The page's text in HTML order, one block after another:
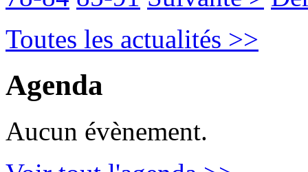
Toutes les actualités >>
Agenda
Aucun évènement.